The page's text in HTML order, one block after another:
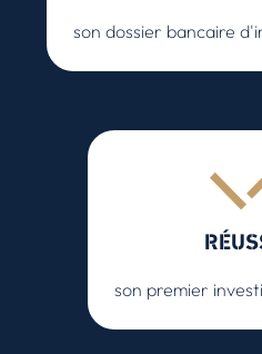
son dossier bancaire
son premier